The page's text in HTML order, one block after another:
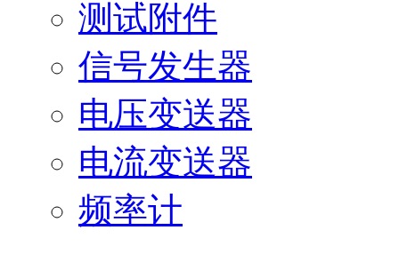
测试附件
信号发生器
电压变送器
电流变送器
频率计